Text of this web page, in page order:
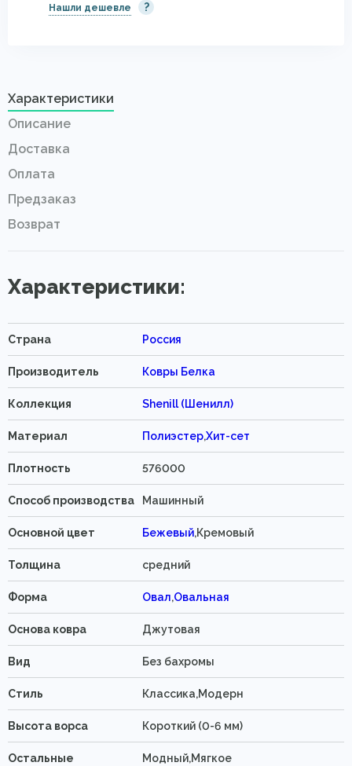
Нашли дешевле ?
Характеристики
Описание
Доставка
Оплата
Предзаказ
Возврат
Характеристики:
Страна Россия
Производитель Ковры Белка
Коллекция Shenill (Шенилл)
Материал Полиэстер,Хит-сет
Плотность 576000
Способ производства Машинный
Основной цвет Бежевый,Кремовый
Толщина средний
Форма Овал,Овальная
Основа ковра Джутовая
Вид Без бахромы
Стиль Классика,Модерн
Высота ворса Короткий (0-6 мм)
Остальные
Модный,Мягкое